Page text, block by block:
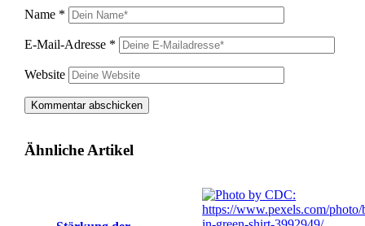
Name *
E-Mail-Adresse *
Website
Ähnliche Artikel